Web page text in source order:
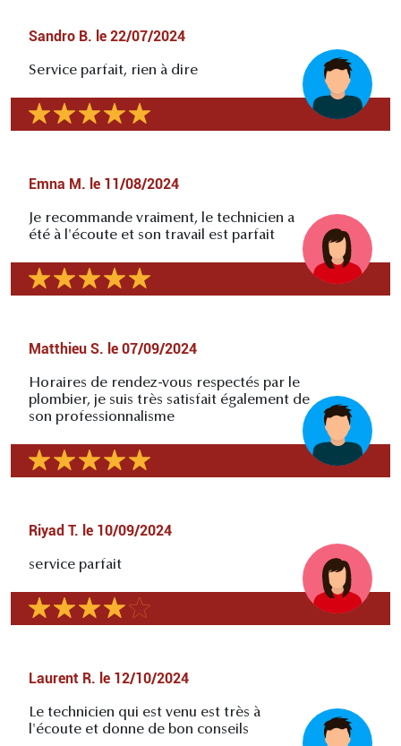
Sandro B. le 22/07/2024
Service parfait, rien à dire
Emna M. le 11/08/2024
Je recommande vraiment, le technicien a
été à l'écoute et son travail est parfait
Matthieu S. le 07/09/2024
Horaires de rendez-vous respectés par le
plombier, je suis très satisfait également de
son professionnalisme
Riyad T. le 10/09/2024
service parfait
Laurent R. le 12/10/2024
Le technicien qui est venu est très à
l'écoute et donne de bon conseils